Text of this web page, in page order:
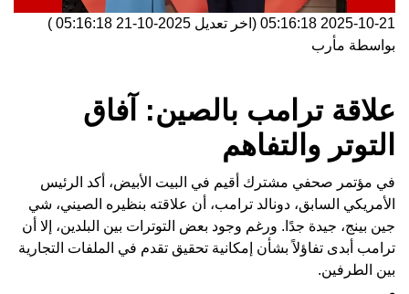
2025-10-21 05:16:18 (اخر تعديل 2025-10-21 05:16:18
)
بواسطة مأرب
علاقة ترامب بالصين: آفاق
التوتر والتفاهم
في مؤتمر صحفي مشترك أقيم في البيت الأبيض، أكد الرئيس
الأمريكي السابق، دونالد ترامب، أن علاقته بنظيره الصيني، شي
جين بينج، جيدة جدًا. ورغم وجود بعض التوترات بين البلدين، إلا أن
ترامب أبدى تفاؤلاً بشأن إمكانية تحقيق تقدم في الملفات التجارية
بين الطرفين.